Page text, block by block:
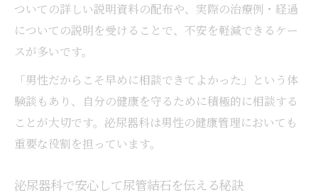
ついての詳しい説明資料の配布や、実際の治療例・経過
についての説明を受けることで、不安を軽減できるケー
スが多いです。
「男性だからこそ早めに相談できてよかった」という体
験談もあり、自分の健康を守るために積極的に相談する
ことが大切です。泌尿器科は男性の健康管理においても
重要な役割を担っています。
泌尿器科で安心して尿管結石を伝える秘訣